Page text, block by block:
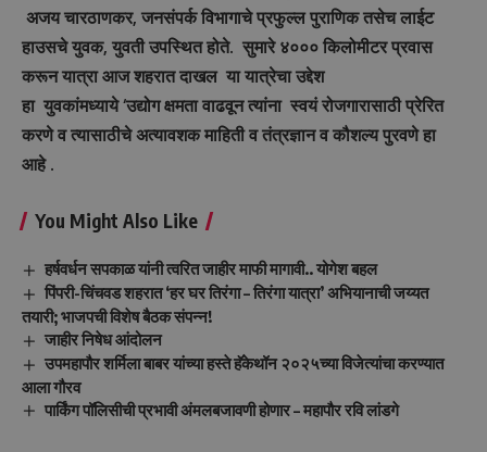
अजय चारठाणकर, जनसंपर्क विभागाचे प्रफुल्ल पुराणिक तसेच लाईट
हाउसचे युवक, युवती उपस्थित होते. सुमारे ४००० किलोमीटर प्रवास
करून यात्रा आज शहरात दाखल या यात्रेचा उद्देश
हा युवकांमध्याये ‘उद्योग क्षमता वाढवून त्यांना स्वयं रोजगारासाठी प्रेरित
करणे व त्यासाठीचे अत्यावशक माहिती व तंत्रज्ञान व कौशल्य पुरवणे हा
आहे .
You Might Also Like
हर्षवर्धन सपकाळ यांनी त्वरित जाहीर माफी मागावी.. योगेश बहल
पिंपरी-चिंचवड शहरात ‘हर घर तिरंगा – तिरंगा यात्रा’ अभियानाची जय्यत
तयारी; भाजपची विशेष बैठक संपन्न!
जाहीर निषेध आंदोलन
उपमहापौर शर्मिला बाबर यांच्या हस्ते हॅकेथॉन २०२५च्या विजेत्यांचा करण्यात
आला गौरव
पार्किंग पॉलिसीची प्रभावी अंमलबजावणी होणार – महापौर रवि लांडगे